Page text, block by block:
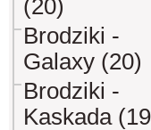
(20)
Brodziki -
Galaxy (20)
Brodziki -
Kaskada